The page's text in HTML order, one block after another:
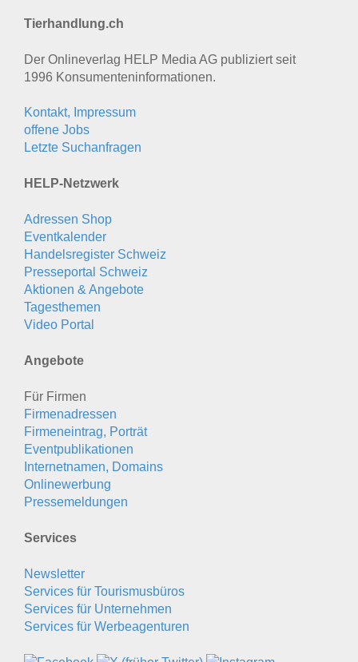
Tierhandlung.ch
Der Onlineverlag HELP Media AG publiziert seit
1996 Konsumenten­informationen.
Kontakt, Impressum
offene Jobs
Letzte Suchanfragen
HELP-Netzwerk
Adressen Shop
Eventkalender
Handelsregister Schweiz
Presseportal Schweiz
Aktionen & Angebote
Tagesthemen
Video Portal
Angebote
Für Firmen
Firmenadressen
Firmeneintrag, Porträt
Eventpublikationen
Internetnamen, Domains
Onlinewerbung
Pressemeldungen
Services
Newsletter
Services für Tourismusbüros
Services für Unternehmen
Services für Werbeagenturen